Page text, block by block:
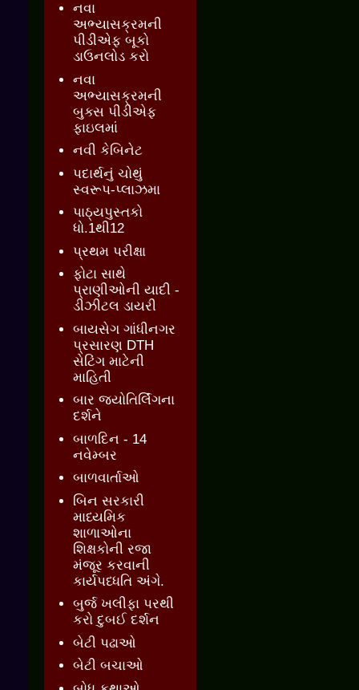
નવા
અભ્યાસક્રમની
પીડીએફ બૂકો
ડાઉનલોડ કરો
નવા
અભ્યાસક્રમની
બુક્સ પીડીએફ
ફાઇલમાં
નવી કેબિનેટ
પદાર્થનું ચોથું
સ્વરૂપ-પ્લાઝમા
પાઠ્યપુસ્તકો
ધો.1થી12
પ્રથમ પરીક્ષા
ફોટા સાથે
પ્રાણીઓની યાદી -
ડીઝીટલ ડાયરી
બાયસેગ ગાંધીનગર
પ્રસારણ DTH
સેટિંગ માટેની
માહિતી
બાર જ્‍યોતિર્લિંગના
દર્શને
બાળદિન - 14
નવેમ્બર
બાળવાર્તાઓ
બિન સરકારી
માધ્યમિક
શાળાઓના
શિક્ષકોની રજા
મંજૂર કરવાની
કાર્યપધ્ધતિ અંગે.
બુર્જ ખલીફા પરથી
કરો દુબઈ દર્શન
બેટી પઢાઓ
બેટી બચાઓ